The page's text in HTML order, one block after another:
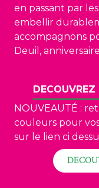
en passant par
embellir
accompagnons
Deuil,
NOUVEAUTÉ :
couleurs pour
sur le lien ci